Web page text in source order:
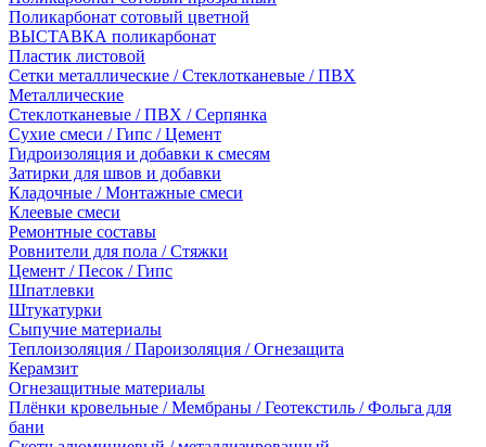
Поликарбонат сотовый цветной
ВЫСТАВКА поликарбонат
Пластик листовой
Сетки металлические / Стеклотканевые / ПВХ
Металлические
Стеклотканевые / ПВХ / Серпянка
Сухие смеси / Гипс / Цемент
Гидроизоляция и добавки к смесям
Затирки для швов и добавки
Кладочные / Монтажные смеси
Клеевые смеси
Ремонтные составы
Ровнители для пола / Стяжки
Цемент / Песок / Гипс
Шпатлевки
Штукатурки
Сыпучие материалы
Теплоизоляция / Пароизоляция / Огнезащита
Керамзит
Огнезащитные материалы
Плёнки кровельные / Мембраны / Геотекстиль / Фольга для
бани